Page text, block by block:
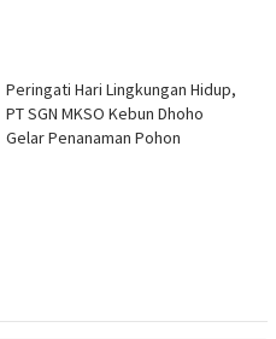
Peringati Hari Lingkungan Hidup,
PT SGN MKSO Kebun Dhoho
Gelar Penanaman Pohon